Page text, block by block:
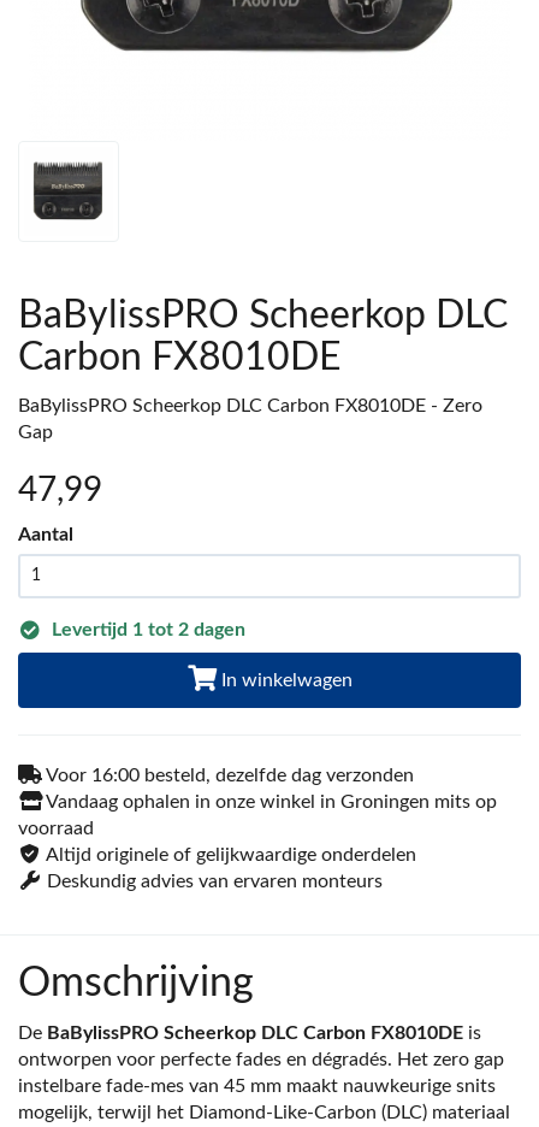
BaBylissPRO Scheerkop DLC
Carbon FX8010DE
BaBylissPRO Scheerkop DLC Carbon FX8010DE - Zero
Gap
47,99
Aantal
Levertijd 1 tot 2 dagen
In winkelwagen
Voor 16:00 besteld, dezelfde dag verzonden
Vandaag ophalen in onze winkel in Groningen mits op
voorraad
Altijd originele of gelijkwaardige onderdelen
Deskundig advies van ervaren monteurs
Omschrijving
De BaBylissPRO Scheerkop DLC Carbon FX8010DE is
ontworpen voor perfecte fades en dégradés. Het zero gap
instelbare fade-mes van 45 mm maakt nauwkeurige snits
mogelijk, terwijl het Diamond-Like-Carbon (DLC) materiaal